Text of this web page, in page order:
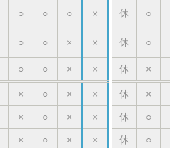
○ ○ ○ × 休 ○
○ ○ × × 休 ○
○ ○ × × 休 ×
× ○ × × 休 ×
× ○ × × 休 ○
× ○ × × 休 ○